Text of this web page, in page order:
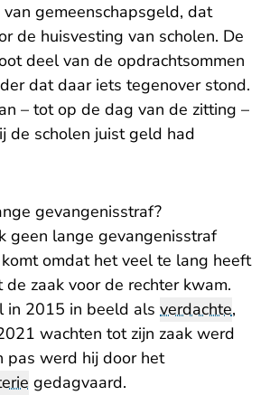
gemeenschapsgeld, dat
de huisvesting van scholen. De
deel van de opdrachtsommen
dat daar iets tegenover stond.
– tot op de dag van de zitting –
de scholen juist geld had
gevangenisstraf?
geen lange gevangenisstraf
omdat het veel te lang heeft
zaak voor de rechter kwam.
in 2015 in beeld als verdachte,
wachten tot zijn zaak werd
pas werd hij door het
gedagvaard.